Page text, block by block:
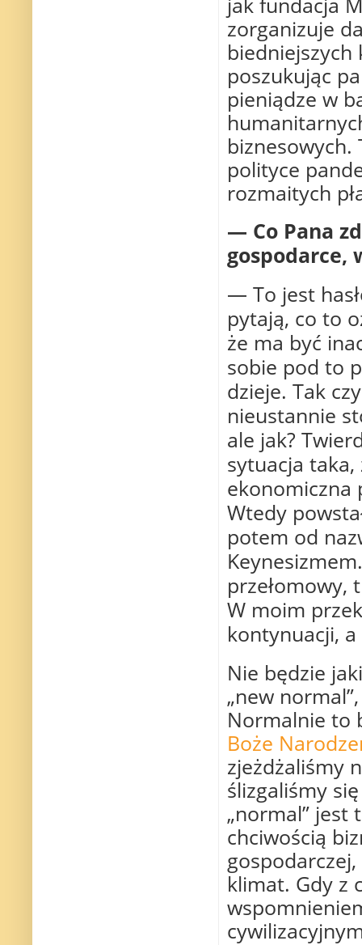
zorganizuje
poszukując
pieniądze w
biznesowych.
polityce
rozmaitych
— Co Pana
gospodarce,
— To jest
pytają, co to
że ma być
sobie pod to
dzieje. Tak
nieustannie
ale jak?
sytuacja taka,
ekonomiczna
Wtedy
potem od
przełomowy,
W moim
kontynuacji,
Nie będzie
„new
Normalnie to
Boże
zjeżdżaliśmy
ślizgaliśmy
„normal” jest
chciwością
klimat. Gdy z